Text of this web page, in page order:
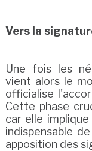
Vers la
Une fois les
vient alors le
officialise
Cette phase
car elle
indispensable
apposition des